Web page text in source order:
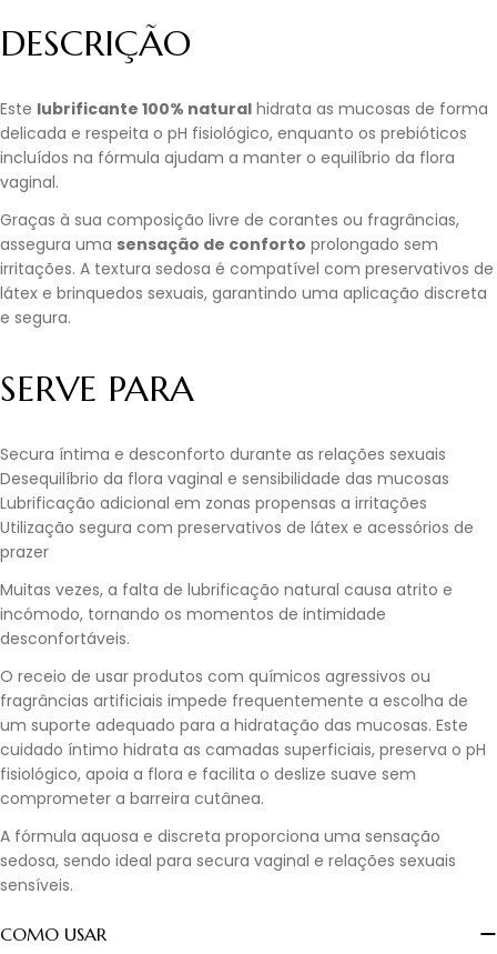
DESCRIÇÃO
Este lubrificante 100% natural hidrata as mucosas de forma
delicada e respeita o pH fisiológico, enquanto os prebióticos
incluídos na fórmula ajudam a manter o equilíbrio da flora
vaginal.
Graças à sua composição livre de corantes ou fragrâncias,
assegura uma sensação de conforto prolongado sem
irritações. A textura sedosa é compatível com preservativos de
látex e brinquedos sexuais, garantindo uma aplicação discreta
e segura.
SERVE PARA
Secura íntima e desconforto durante as relações sexuais
Desequilíbrio da flora vaginal e sensibilidade das mucosas
Lubrificação adicional em zonas propensas a irritações
Utilização segura com preservativos de látex e acessórios de
prazer
Muitas vezes, a falta de lubrificação natural causa atrito e
incómodo, tornando os momentos de intimidade
desconfortáveis.
O receio de usar produtos com químicos agressivos ou
fragrâncias artificiais impede frequentemente a escolha de
um suporte adequado para a hidratação das mucosas. Este
cuidado íntimo hidrata as camadas superficiais, preserva o pH
fisiológico, apoia a flora e facilita o deslize suave sem
comprometer a barreira cutânea.
A fórmula aquosa e discreta proporciona uma sensação
sedosa, sendo ideal para secura vaginal e relações sexuais
sensíveis.
COMO USAR